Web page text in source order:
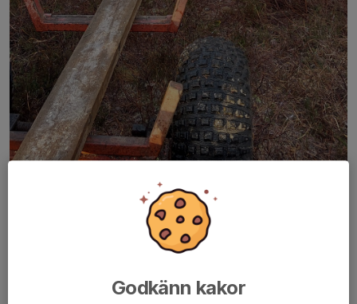
Kul att vara igång för säsongen 👍😃
Godkänn kakor